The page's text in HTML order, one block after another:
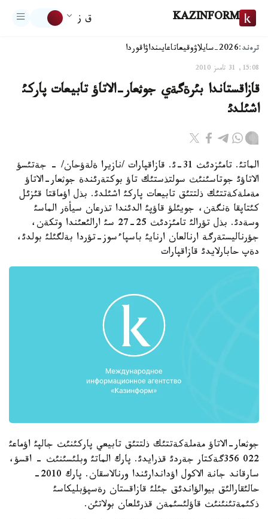
KAZINFORM ق ز
ترەند:2026-سايلاۋ وقيعاتاعايىنداۋاقوردا
15:08, 31 تامىز 2010
قازاقستاندا بئرةگةي جوثعار-الاتاؤ تابيعات پاركئ
اشئلدئ
الماتئ. تامئزدئث 31-ئ. قازاقپارات /نازيرا ةلةؤحان/ - جةتئسؤ
الاتاؤئ جوتاسئنئث سولتذستئك تاؤ بوكتةرئندة جوثعار-الاتاؤ
مةملةكةتتئك ذلتتئق تابيعات پاركئ اشئلدئ. بذل اؤماقتا قئزئل
كئتاپقا ةنگةن، جويئلؤ قاؤپئ الدئندا تذرعان سيأةر الماسئ
وسةدئ. بذل تؤرالئ تامئزدئث 25-27 سئ ارالئعئندا وتكةن،
جؤرناليستةرگة ارنالعان ارنايئ باسپاءسوز-تؤردا بةلگئلئ بولدئ،
دةپ حابارلايدئ قازاقپارات
جوثعار-الاتاؤ مةملةكةتتئك ذلتتئق تابيعي پاركئنئث جالپئ اؤماعئ
022 356گةكتار جةردئ قذرايدئ. پارك الماتئ وبلئسئنئث - اقسؤ،
سارقاند جانة الاكول اؤداندارئندا ورنالاسقان. پارك 2010-
حالئقارالئق بيوالؤاندئق جئلئ قازاقستان رةسپؤبليكاسئ
ذكئمةتئنئنئث قاؤلئسئمةن قذرئلعان بولاتئن.